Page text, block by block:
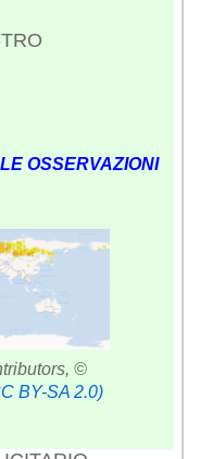
OSSERVAZIONI
©
BY-SA 2.0)